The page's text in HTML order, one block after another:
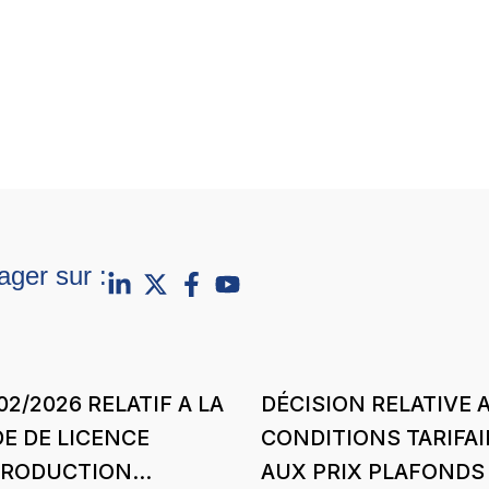
sur :
2026 RELATIF A LA
DE LICENCE
DÉCISION RELATIVE
CONDITIONS
AUX PRIX PLAFONDS